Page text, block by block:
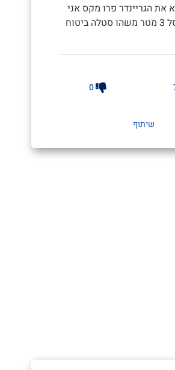
את הגריינדר פרו מקס אני
עושה לנו פייסל 3 מטר משהו סטלה ביטוח
0
שיתוף